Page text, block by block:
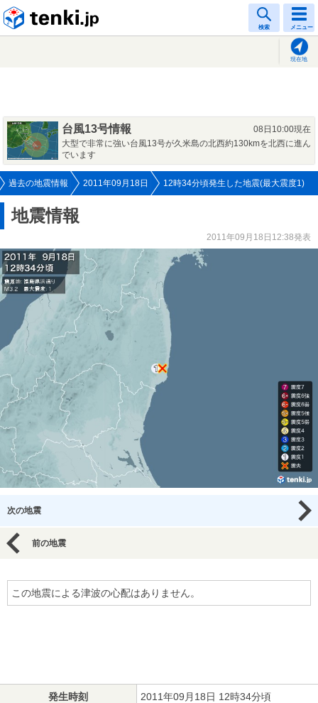
検索 メニュー
現在地
台風13号情報
08日10:00現在
大型で非常に強い台風13号が久米島の北西約130kmを北西に進ん
でいます
過去の地震情報 2011年09月18日 12時34分頃発生した地震(最大震度1)
地震情報
2011年09月18日12:38発表
次の地震
前の地震
この地震による津波の心配はありません。
発生時刻 2011年09月18日 12時34分頃